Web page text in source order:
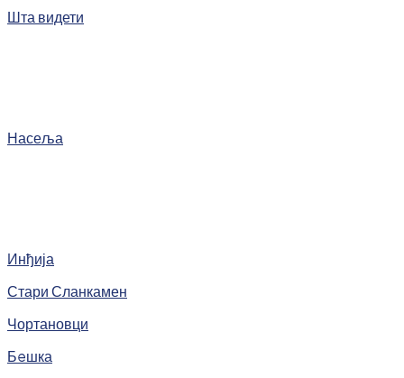
Шта видети
Насеља
Инђија
Стари Сланкамен
Чортановци
Бeшка